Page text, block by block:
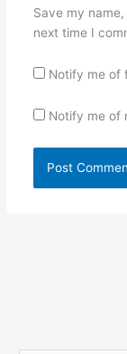
Save my
next time I
Notify me of
Notify me of